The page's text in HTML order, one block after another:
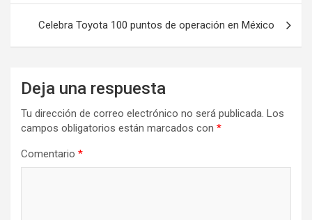
entradas
Celebra Toyota 100 puntos de operación en México
Deja una respuesta
Tu dirección de correo electrónico no será publicada. Los
campos obligatorios están marcados con *
Comentario *